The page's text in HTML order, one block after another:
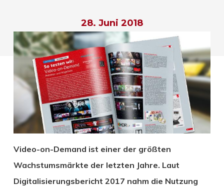
28. Juni 2018
Video-on-Demand ist einer der größten
Wachstumsmärkte der letzten Jahre. Laut
Digitalisierungsbericht 2017 nahm die Nutzung